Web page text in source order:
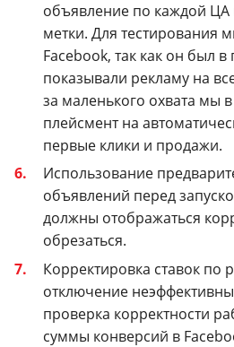
объявление по каждой
метки. Для тестирования
Facebook, так как он был в
показывали рекламу на
за маленького охвата мы
плейсмент на
первые клики и продажи.
Использование
объявлений перед
должны отображаться
обрезаться.
Корректировка ставок по
отключение
проверка корректности
суммы конверсий в